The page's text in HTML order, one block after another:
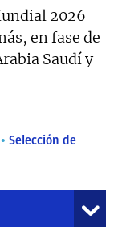
2026
en fase de
Saudí y
Selección de